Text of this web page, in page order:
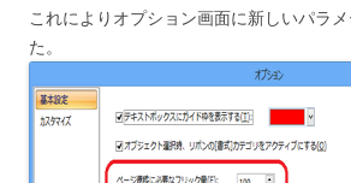
これによりオプション画面に新しいパラ
た。